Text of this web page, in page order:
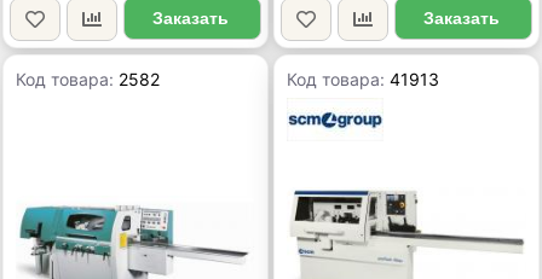
Заказать Заказать
Код товара: 2582 Код товара:41913